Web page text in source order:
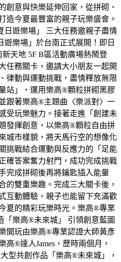
創意與快樂延伸回家，從拼砌、
造今夏最豐富的親子玩樂盛會。
遊樂場」 三大任務邀親子盡情
樂場」於台南正式展開！即日
天地 5F B區活動廣場熱鬧登
任務關卡，邀請大小朋友一起開
律動與運動挑戰，盡情釋放無限
站」，運用樂高®顆粒拼砌黑膠
跟著樂高®主題曲〈樂派對〉一
受玩樂魅力。接著走進「創建未
發揮創意，以樂高®顆粒自由拼
城市樣貌，將天馬行空的想像化
挑戰結合運動與反應力的「足能
確答案奮力射門，成功完成挑戰
完成拼砌後再將鑰匙插入能量
的雙重樂趣。完成三大關卡後，
互動體驗，親子也能留下充滿歡
夏的精彩玩樂時光。樂高®專業
樂高®未來城」 引領創意藍圖
開玩由樂高®專業認證大師黃彥
®達人James，歷時兩個月，
型共創作品「樂高®未來城」，